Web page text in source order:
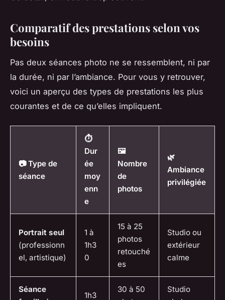
Comparatif des prestations selon vos
besoins
Pas deux séances photo ne se ressemblent, ni par
la durée, ni par l’ambiance. Pour vous y retrouver,
voici un aperçu des types de prestations les plus
courantes et de ce qu’elles impliquent.
📷 Type de
séance
⏱️
Dur
ée
moy
enn
e
🖼️
Nombre
de
photos
🌿
Ambiance
privilégiée
Portrait seul
(professionn
el, artistique)
1 à
1h3
0
15 à 25
photos
retouché
es
Studio ou
extérieur
calme
Séance
1h3
30 à 50
Studio